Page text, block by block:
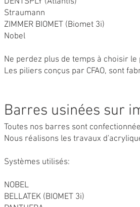
Straumann
ZIMMER BIOMET (Biomet 3i)
Nobel
Ne perdez plus de temps à choisir
Les piliers conçus par CFAO, sont
Barres usinées sur
Toutes nos barres sont
Nous réalisons les travaux
Systèmes utilisés:
NOBEL
BELLATEK (BIOMET 3i)